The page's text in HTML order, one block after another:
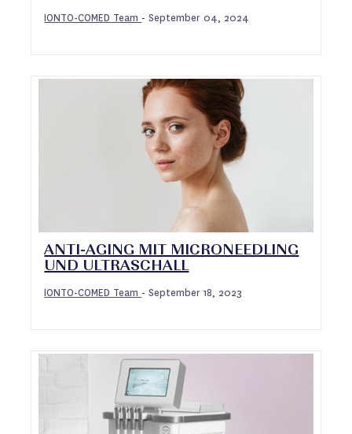
IONTO-COMED Team - September 04, 2024
ANTI-AGING MIT MICRONEEDLING
UND ULTRASCHALL
IONTO-COMED Team - September 18, 2023